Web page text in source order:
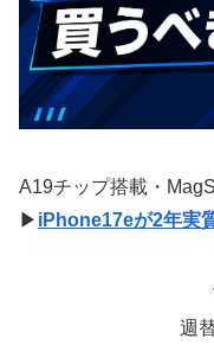
A19チップ搭載・
▶ iPhone17eが2年実
週